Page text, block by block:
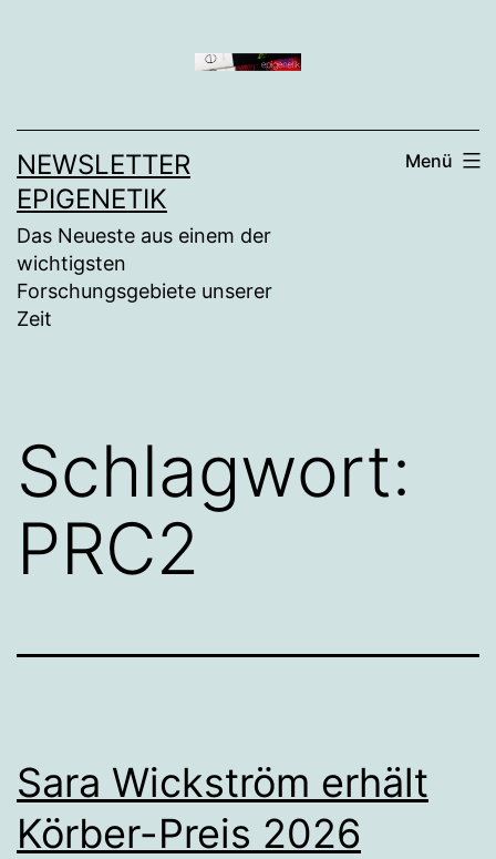
NEWSLETTER
EPIGENETIK
Das Neueste aus einem der
wichtigsten
Forschungsgebiete unserer
Zeit
Menü
Schlagwort:
PRC2
Sara Wickström erhält
Körber-Preis 2026